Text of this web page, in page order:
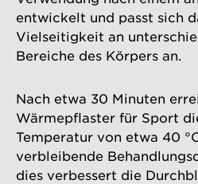
entwickelt und passt sich
Vielseitigkeit an
Bereiche des Körpers an.
Nach etwa 30 Minuten
Wärmepflaster für Sport
Temperatur von etwa 40
verbleibende
dies verbessert die